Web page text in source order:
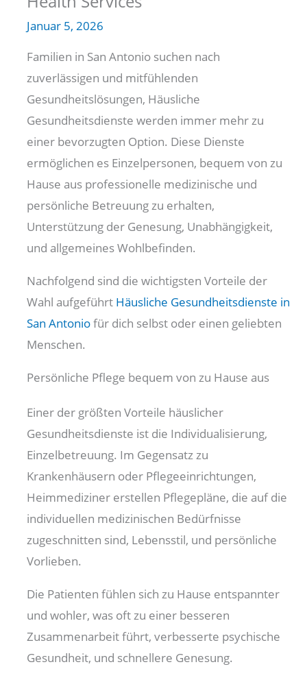
Januar 5, 2026
Familien in San Antonio suchen nach
zuverlässigen und mitfühlenden
Gesundheitslösungen, Häusliche
Gesundheitsdienste werden immer mehr zu
einer bevorzugten Option. Diese Dienste
ermöglichen es Einzelpersonen, bequem von zu
Hause aus professionelle medizinische und
persönliche Betreuung zu erhalten,
Unterstützung der Genesung, Unabhängigkeit,
und allgemeines Wohlbefinden.
Nachfolgend sind die wichtigsten Vorteile der
Wahl aufgeführt Häusliche Gesundheitsdienste in
San Antoniofür dich selbst oder einen geliebten
Menschen.
Persönliche Pflege bequem von zu Hause aus
Einer der größten Vorteile häuslicher
Gesundheitsdienste ist die Individualisierung,
Einzelbetreuung. Im Gegensatz zu
Krankenhäusern oder Pflegeeinrichtungen,
Heimmediziner erstellen Pflegepläne, die auf die
individuellen medizinischen Bedürfnisse
zugeschnitten sind, Lebensstil, und persönliche
Vorlieben.
Die Patienten fühlen sich zu Hause entspannter
und wohler, was oft zu einer besseren
Zusammenarbeit führt, verbesserte psychische
Gesundheit, und schnellere Genesung.